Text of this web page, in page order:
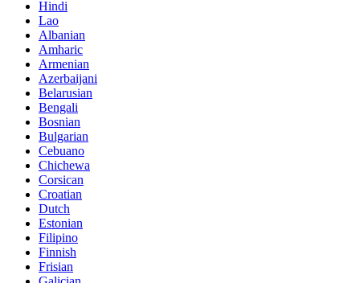
Hindi
Lao
Albanian
Amharic
Armenian
Azerbaijani
Belarusian
Bengali
Bosnian
Bulgarian
Cebuano
Chichewa
Corsican
Croatian
Dutch
Estonian
Filipino
Finnish
Frisian